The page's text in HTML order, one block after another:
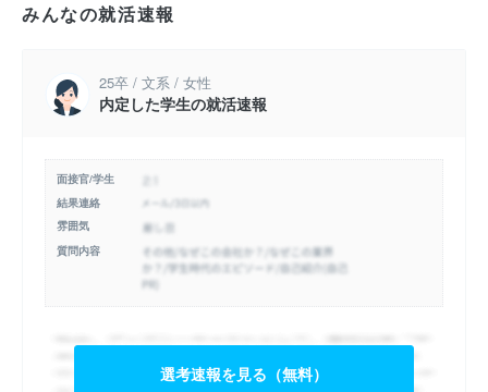
みんなの就活速報
25卒 / 文系 / 女性
内定した学生の就活速報
面接官/学生
結果連絡
雰囲気
質問内容
選考速報を見る（無料）